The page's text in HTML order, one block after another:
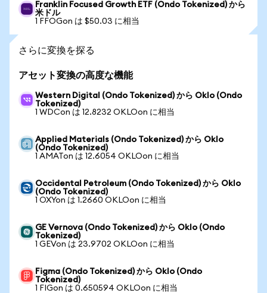
Franklin Focused Growth ETF (Ondo Tokenized) から
米ドル
1 FFOGon は $50.03 に相当
さらに変換を探る
アセット変換の高度な機能
Western Digital (Ondo Tokenized) から Oklo (Ondo
Tokenized)
1 WDCon は 12.8232 OKLOon に相当
Applied Materials (Ondo Tokenized) から Oklo
(Ondo Tokenized)
1 AMATon は 12.6054 OKLOon に相当
Occidental Petroleum (Ondo Tokenized) から Oklo
(Ondo Tokenized)
1 OXYon は 1.2660 OKLOon に相当
GE Vernova (Ondo Tokenized) から Oklo (Ondo
Tokenized)
1 GEVon は 23.9702 OKLOon に相当
Figma (Ondo Tokenized) から Oklo (Ondo
Tokenized)
1 FIGon は 0.650594 OKLOon に相当